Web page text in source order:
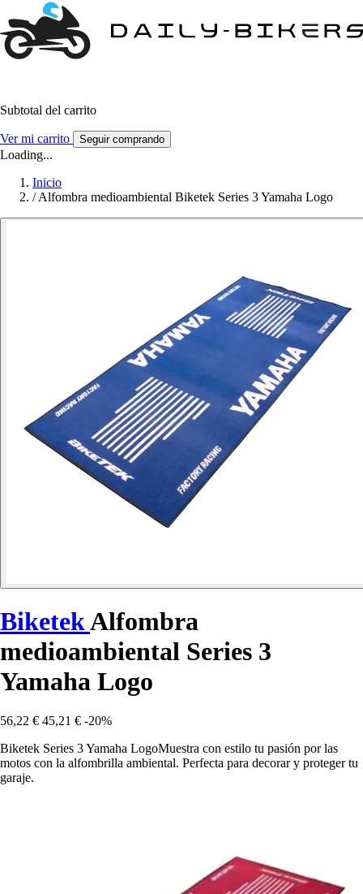
Subtotal del carrito
Ver mi carrito Seguir comprando
Loading...
Inicio
/ Alfombra medioambiental Biketek Series 3 Yamaha Logo
BiketekAlfombra
medioambiental Series 3
Yamaha Logo
56,22 € 45,21 € -20%
Biketek Series 3 Yamaha LogoMuestra con estilo tu pasión por las
motos con la alfombrilla ambiental. Perfecta para decorar y proteger tu
garaje.